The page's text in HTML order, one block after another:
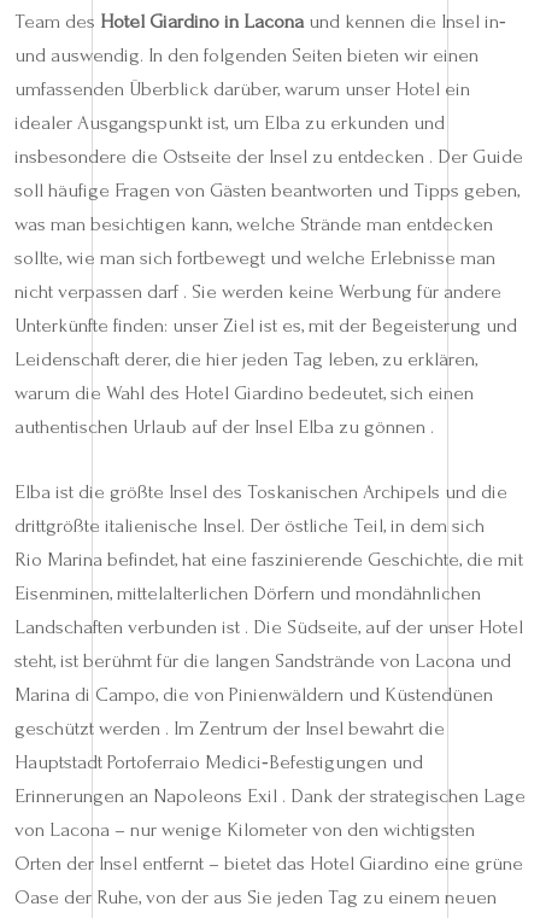
Team des Hotel Giardino in Laconaund kennen die Insel in‑
und auswendig. In den folgenden Seiten bieten wir einen
umfassenden Überblick darüber, warum unser Hotel ein
idealer Ausgangspunkt ist, um Elba zu erkunden und
insbesondere die Ostseite der Insel zu entdecken . Der Guide
soll häufige Fragen von Gästen beantworten und Tipps geben,
was man besichtigen kann, welche Strände man entdecken
sollte, wie man sich fortbewegt und welche Erlebnisse man
nicht verpassen darf . Sie werden keine Werbung für andere
Unterkünfte finden: unser Ziel ist es, mit der Begeisterung und
Leidenschaft derer, die hier jeden Tag leben, zu erklären,
warum die Wahl des Hotel Giardino bedeutet, sich einen
authentischen Urlaub auf der Insel Elba zu gönnen .
Elba ist die größte Insel des Toskanischen Archipels und die
drittgrößte italienische Insel. Der östliche Teil, in dem sich
Rio Marina befindet, hat eine faszinierende Geschichte, die mit
Eisenminen, mittelalterlichen Dörfern und mondähnlichen
Landschaften verbunden ist . Die Südseite, auf der unser Hotel
steht, ist berühmt für die langen Sandstrände von Lacona und
Marina di Campo, die von Pinienwäldern und Küstendünen
geschützt werden . Im Zentrum der Insel bewahrt die
Hauptstadt Portoferraio Medici‑Befestigungen und
Erinnerungen an Napoleons Exil . Dank der strategischen Lage
von Lacona – nur wenige Kilometer von den wichtigsten
Orten der Insel entfernt – bietet das Hotel Giardino eine grüne
Oase der Ruhe, von der aus Sie jeden Tag zu einem neuen